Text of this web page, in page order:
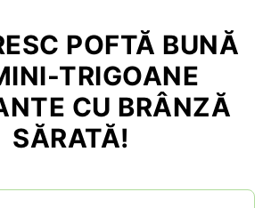
POFTĂ BUNĂ
TRIGOANE
CU BRÂNZĂ
SĂRATĂ!